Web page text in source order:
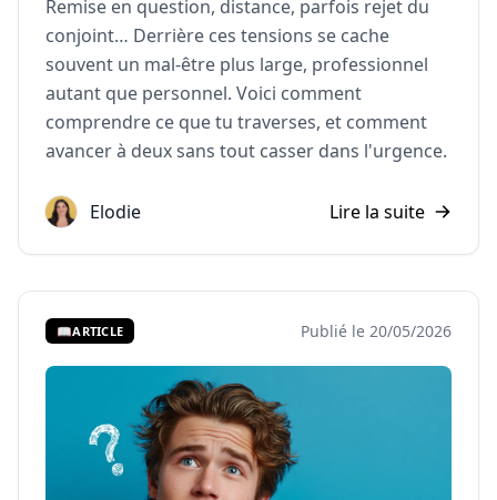
Remise en question, distance, parfois rejet du
conjoint… Derrière ces tensions se cache
souvent un mal-être plus large, professionnel
autant que personnel. Voici comment
comprendre ce que tu traverses, et comment
avancer à deux sans tout casser dans l'urgence.
Elodie Lire la suite
📖ARTICLE Publié le 20/05/2026